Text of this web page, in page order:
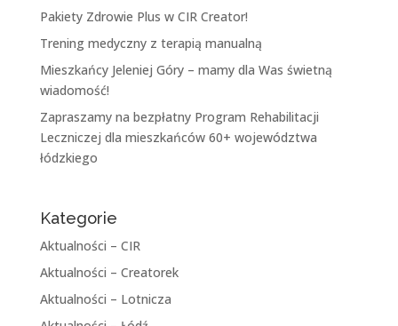
Pakiety Zdrowie Plus w CIR Creator!
Trening medyczny z terapią manualną
Mieszkańcy Jeleniej Góry – mamy dla Was świetną
wiadomość!
Zapraszamy na bezpłatny Program Rehabilitacji
Leczniczej dla mieszkańców 60+ województwa
łódzkiego
Kategorie
Aktualności – CIR
Aktualności – Creatorek
Aktualności – Lotnicza